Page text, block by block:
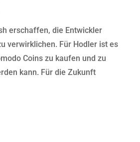
erschaffen, die Entwickler
verwirklichen. Für Hodler ist es
Coins zu kaufen und zu
kann. Für die Zukunft